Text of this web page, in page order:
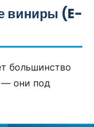
виниры (E-
большинство
— они под